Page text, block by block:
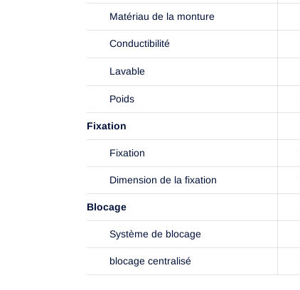
Matériau de la monture
Conductibilité
Lavable
Poids
Fixation
Fixation
Dimension de la fixation
Blocage
Système de blocage
blocage centralisé